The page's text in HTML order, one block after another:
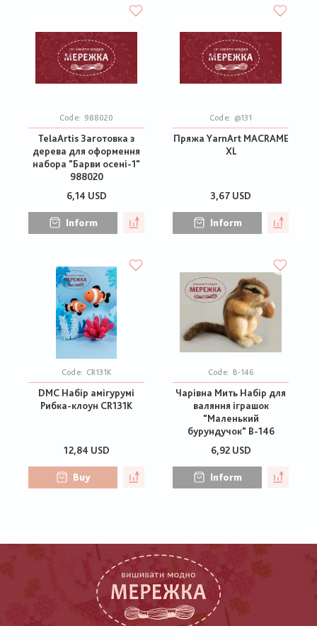
Code: 988020
TelaArtis Заготовка з
дерева для оформення
набора "Барви осені-1"
988020
6,14 USD
Inform
Code: @131
Пряжа YarnArt MACRAME
XL
3,67 USD
Inform
Code: CR131K
DMC Набір амігурумі
Рибка-клоун CR131K
12,84 USD
Buy
Code: В-146
Чарівна Мить Набір для
валяння іграшок
"Маленький
бурундучок" В-146
6,92 USD
Inform